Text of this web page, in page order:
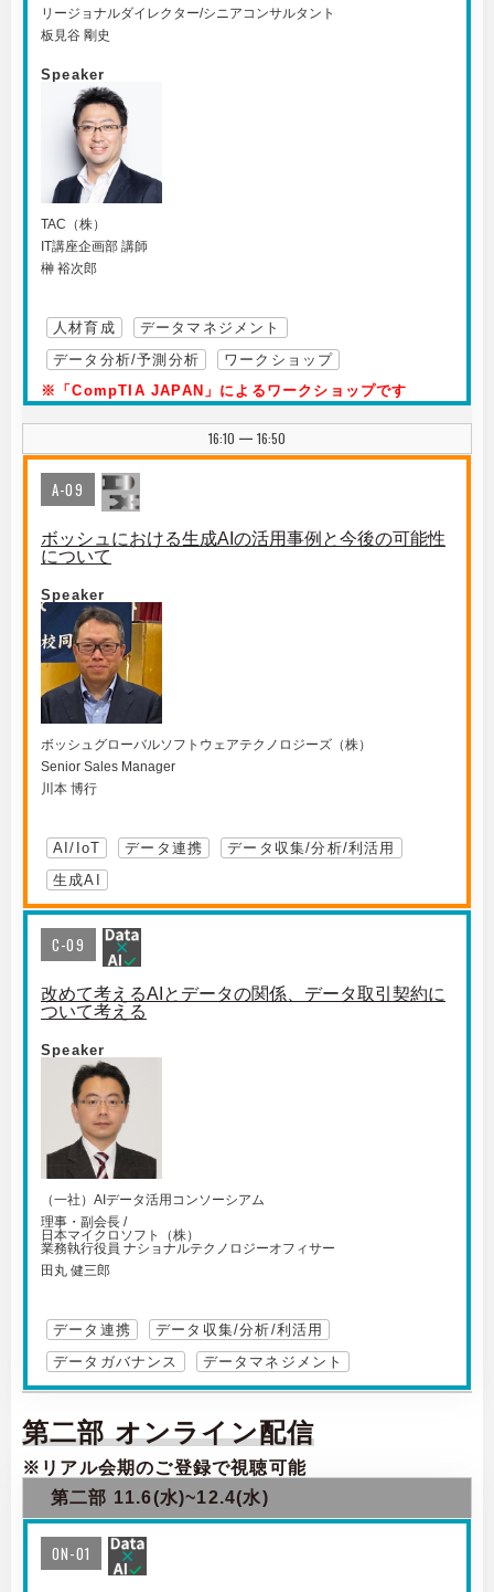
リージョナルダイレクター/シニアコンサルタント
板見谷 剛史
Speaker
TAC（株）
IT講座企画部 講師
榊 裕次郎
人材育成
データマネジメント
データ分析/予測分析
ワークショップ
※「CompTIA JAPAN」によるワークショップです
16:10 | 16:50
A-09
ボッシュにおける生成AIの活用事例と今後の可能性
について
Speaker
ボッシュグローバルソフトウェアテクノロジーズ（株）
Senior Sales Manager
川本 博行
AI/IoT データ連携
データ収集/分析/利活用
生成AI
C-09
改めて考えるAIとデータの関係、データ取引契約に
ついて考える
Speaker
（一社）AIデータ活用コンソーシアム
理事・副会長 /
日本マイクロソフト（株）
業務執行役員 ナショナルテクノロジーオフィサー
田丸 健三郎
データ連携
データ収集/分析/利活用
データガバナンス
データマネジメント
第二部 オンライン配信
※リアル会期のご登録で視聴可能
第二部 11.6(水)~12.4(水)
ON-01